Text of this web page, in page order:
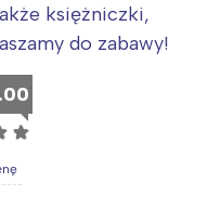
księżniczki,
do zabawy!
☆